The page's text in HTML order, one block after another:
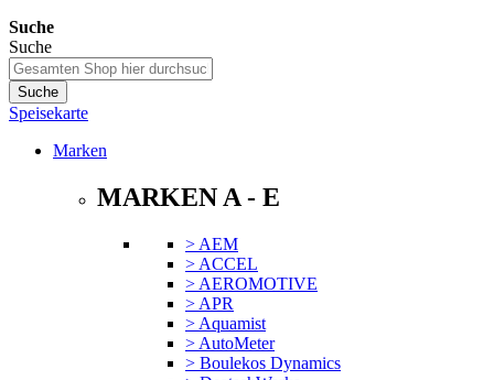
Suche
Suche
Suche
Speisekarte
Marken
MARKEN A - E
> AEM
> ACCEL
> AEROMOTIVE
> APR
> Aquamist
> AutoMeter
> Boulekos Dynamics